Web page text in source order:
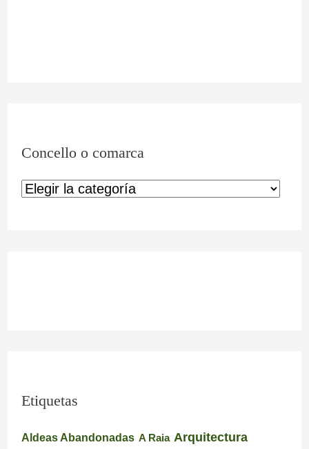
Concello o comarca
Etiquetas
Aldeas Abandonadas A Raia Arquitectura